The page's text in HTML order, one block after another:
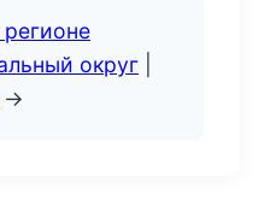
округ
→